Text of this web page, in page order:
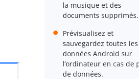
la musique et des
documents supprimés.
Prévisualisez et
sauvegardez toutes les
données Android sur
l’ordinateur en cas de
de données.